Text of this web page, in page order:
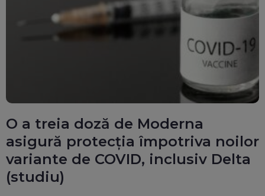
O a treia doză de Moderna
asigură protecția împotriva noilor
variante de COVID, inclusiv Delta
(studiu)